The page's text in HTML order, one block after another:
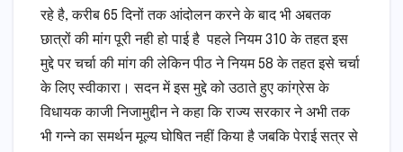
रहे है, करीब 65 दिनों तक आंदोलन करने के बाद भी अबतक
छात्रों की मांग पूरी नही हो पाई है पहले नियम 310 के तहत इस
मुद्दे पर चर्चा की मांग की लेकिन पीठ ने नियम 58 के तहत इसे चर्चा
के लिए स्वीकारा। सदन में इस मुद्दे को उठाते हुए कांग्रेस के
विधायक काजी निजामुद्दीन ने कहा कि राज्य सरकार ने अभी तक
भी गन्ने का समर्थन मूल्य घोषित नहीं किया है जबकि पेराई सत्र से